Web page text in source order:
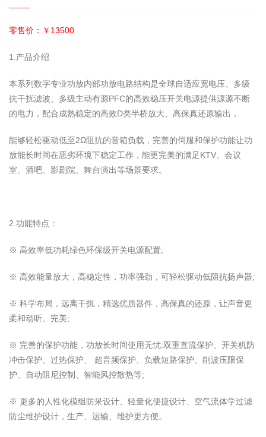
零售价： ￥13500
1.产品介绍
本系列数字专业功放内部功放电路结构是全球自适应宽电压、多级
抗干扰滤波、多级主动有源PFC的高效稳压开关电源提供源源不断
的电力，配合成熟稳定的高效D类半桥放大、高保真还原输出，
能够轻松驱动低至2Ω阻抗的音箱负载，完善的伺服和保护功能让功
放能长时间在恶劣环境下稳定工作，能更完美的满足KTV、会议
室、酒吧、影剧院、舞台演出等场景要求。
2.功能特点：
※ 高效率低功耗绿色环保级开关电源配置;
※ 高效能量放大，高稳定性，功率强劲，可轻松驱动低阻抗扬声器;
※ 科学布局，远离干扰，精选优质器件，高保真的还原，让声音更
柔和动听、完美;
※ 完善的保护功能，功放长时间使用无忧:双重直流保护、开关机防
冲击保护、过热保护、 超音频保护、负载短路保护、削波压限保
护、自动阻尼控制、智能风控散热等;
※ 更多的人性化模组防呆设计、轻量化便捷设计、空气流体学过滤
防尘维护设计，生产、运输、维护更方便。